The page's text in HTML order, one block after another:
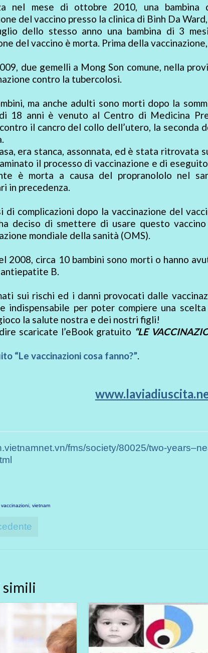
nel mese di ottobre 2010, una
del vaccino presso la clinica di Binh Da
dello stesso anno una bambina di 3
del vaccino è morta. Prima della
due gemelli a Mong Son comune, nella
contro la tubercolosi.
ma anche adulti sono morti dopo la
di 18 anni è venuto al Centro di Medicina
il cancro del collo dell’utero, la seconda
era stanca, assonnata, ed è stata ritrovata
il processo di vaccinazione e di
è morta a causa del propranololo nel
in precedenza.
di complicazioni dopo la vaccinazione del
deciso di smettere di usare questo
mondiale della sanità (OMS).
2008, circa 10 bambini sono morti o hanno
B.
sui rischi ed i danni provocati dalle
indispensabile per poter compiere una
la salute nostra e dei nostri figli!
scaricate l’eBook gratuito “LE
“Le vaccinazioni cosa fanno?”.
fms/society/80025/two-
vaccinazioni vietnam
simili